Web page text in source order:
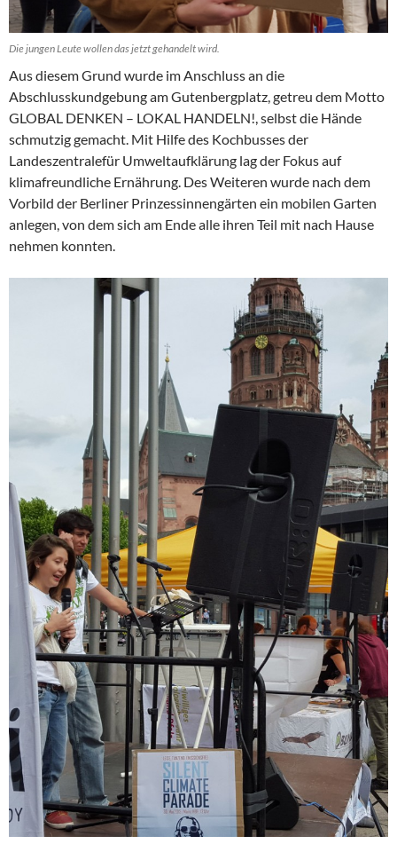
Die jungen Leute wollen das jetzt gehandelt wird.
Aus diesem Grund wurde im Anschluss an die
Abschlusskundgebung am Gutenbergplatz, getreu dem Motto
GLOBAL DENKEN – LOKAL HANDELN!, selbst die Hände
schmutzig gemacht. Mit Hilfe des Kochbusses der
Landeszentralefür Umweltaufklärung lag der Fokus auf
klimafreundliche Ernährung. Des Weiteren wurde nach dem
Vorbild der Berliner Prinzessinnengärten ein mobilen Garten
anlegen, von dem sich am Ende alle ihren Teil mit nach Hause
nehmen konnten.